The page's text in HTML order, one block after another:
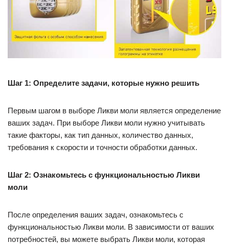
Шаг 1: Определите задачи, которые нужно решить
Первым шагом в выборе Ликви моли является определение
ваших задач. При выборе Ликви моли нужно учитывать
такие факторы, как тип данных, количество данных,
требования к скорости и точности обработки данных.
Шаг 2: Ознакомьтесь с функциональностью Ликви
моли
После определения ваших задач, ознакомьтесь с
функциональностью Ликви моли. В зависимости от ваших
потребностей, вы можете выбрать Ликви моли, которая